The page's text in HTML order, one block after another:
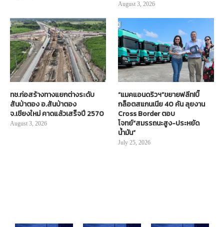
August 3, 2026
ทช.ก่อสร้างทางแยกต่างระดับ
สันป่าตอง อ.สันป่าตอง
จ.เชียงใหม่ คาดแล้วเสร็จปี 2570
August 3, 2026
“แมคแอนดริวฯ”ขยายฟลีท!บิ๊
กล็อตสแกนเนีย 40 คัน ลุยงาน
Cross Border ตอบ
โจทย์“สมรรถนะสูง-ประหยัด
น้ำมัน”
July 25, 2026